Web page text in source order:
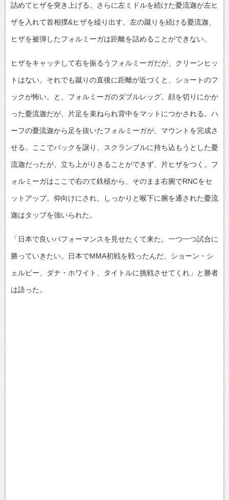
詰めてヒザを突き上げる。さらに左ミドルを続けた憂流迦が左ヒ
ザを入れて首相撲&ヒザを繰り出す。左の蹴りを続ける憂流迦、
ヒザを被弾したフォルミーガは距離を詰めることができない。
ヒザをキャッチして右を振るうフォルミーガだが、クリーンヒッ
トはない。それでも蹴りの直後に距離が近づくと、ショートのフ
ックが怖い。と、フォルミーガのダブルレッグ。顔を切りにかか
った憂流迦だが、片足を束ねられ背中をマットにつかされる。ハ
ーフの憂流迦から足を抜いたフォルミーガが、マウントを完成さ
せる。ここでバックを譲り、スクランブルに持ち込もうとした憂
流迦だったが、立ち上がりきることができず、片ヒザをつく。フ
ォルミーガはここで右のて鉄槌から、そのまま右腕でRNCをセ
ットアップ。仰向けにされ、しっかりと喉下に腕を通された憂流
迦はタップを強いられた。
「日本で良いパフォーマンスを見せたくて来た。一つ一つ試合に
勝っていきたい。日本でMMA初戦を戦ったんだ、ショーン・シ
ェルビー、ダナ・ホワイト、タイトルに挑戦させてくれ」と勝者
は語った。